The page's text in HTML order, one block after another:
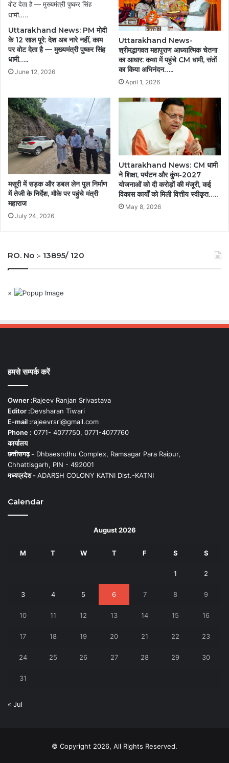
के
लिए
10
करोड़
मंजूर.....
Uttarakhand News: PM मोदी
के 12 साल पूरे: देश अब नारे नहीं, काम
पर वोट देता है — मुख्यमंत्री पुष्कर सिंह
धामी…..
June 12, 2026
Uttarakhand News-
श्रीमद्भागवत महापुराण आध्यात्मिक चेतना
का आधार: कथा में पहुंचे CM धामी, संतों
का किया अभिनंदन…..
April 1, 2026
मसूरी में सड़क और डबल लेन पुल निर्माण
में तेजी के निर्देश, मौके पर पहुंचे मंत्री
महाराज
July 24, 2026
Uttarakhand News: CM धामी
ने शिक्षा, पर्यटन और कुंभ-2027
योजनाओं को दी करोड़ों की मंजूरी, कई
विकास कार्यों को मिली वित्तीय स्वीकृत…..
May 8, 2026
RO. No :- 13895/ 120
×
हमसे सम्पर्क करें
Owner :Rajeev Ranjan Srivastava
Editor :Devsharan Tiwari
E-mail :rajeevrsri@gmail.com
Phone : 0771- 4077750, 0771-4077760
कार्यालय
छत्तीसगढ़ - Dhbaesndhu Complex, Ramsagar Para Raipur,
Chhattisgarh, PIN - 492001
मध्यप्रदेश -ADARSH COLONY KATNI Dist.-KATNI
Calendar
August 2026
M T W T F S S
1 2
3 4 5 6 7 8 9
10 11 12 13 14 15 16
17 18 19 20 21 22 23
24 25 26 27 28 29 30
31
« Jul
© Copyright 2026, All Rights Reserved.